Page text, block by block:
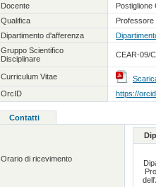
Docente
Postiglione
Qualifica
Professore
Dipartimento d'afferenza
Gruppo Scientifico
Disciplinare
CEAR-09/
Curriculum Vitae
OrcID
https://
Contatti
Orario di ricevimento